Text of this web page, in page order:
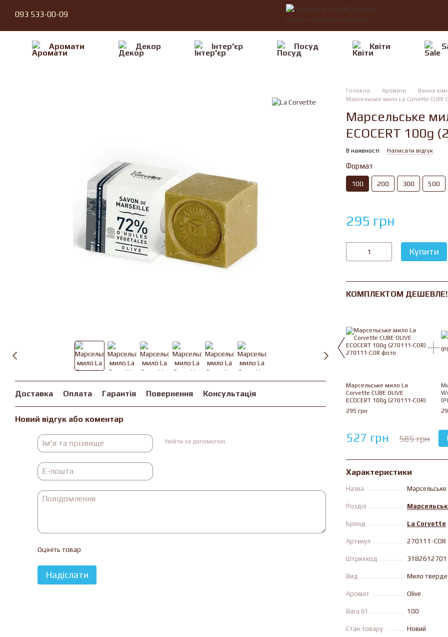
093 533-00-09
Аромати Декор Iнтер'єр Посуд Квiти
Доставка Оплата Гарантія Повернення Консультація
Новий відгук або коментар
Увійти за допомогою
Оцініть товар
Надіслати
Головна Аромати Ванна
Марсельське мило La Corvette CUBE
Марсельське
ECOCERT 100g
В наявності Написати відгук
Формат
100 200 300 500
295 грн
Купити
КОМПЛЕКТОМ ДЕШЕВЛЕ!
Марсельське мило La
Corvette CUBE OLIVE
ECOCERT 100g (270111-COR)
295 грн
527 грн 585 грн
Характеристики
Назва Марсельське
Розділ
Бренд La Corvette
Артикул 270111-COR
Штрихкод
Вид Мило тверде
Аромат Olive
Вага (г) 100
Стан товару Новий